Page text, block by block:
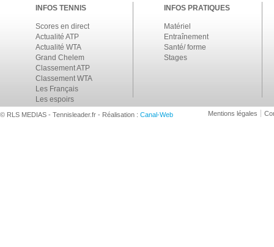
INFOS TENNIS
Scores en direct
Actualité ATP
Actualité WTA
Grand Chelem
Classement ATP
Classement WTA
Les Français
Les espoirs
INFOS PRATIQUES
Matériel
Entraînement
Santé/ forme
Stages
© RLS MEDIAS - Tennisleader.fr - Réalisation : Canal-Web Mentions légales